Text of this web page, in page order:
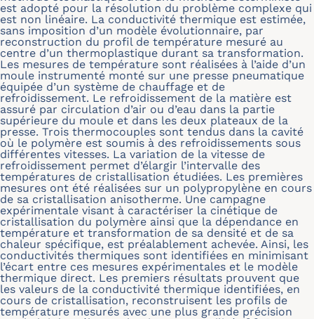
est adopté pour la résolution du problème complexe qui
est non linéaire. La conductivité thermique est estimée,
sans imposition d’un modèle évolutionnaire, par
reconstruction du profil de température mesuré au
centre d’un thermoplastique durant sa transformation.
Les mesures de température sont réalisées à l’aide d’un
moule instrumenté monté sur une presse pneumatique
équipée d’un système de chauffage et de
refroidissement. Le refroidissement de la matière est
assuré par circulation d’air ou d’eau dans la partie
supérieure du moule et dans les deux plateaux de la
presse. Trois thermocouples sont tendus dans la cavité
où le polymère est soumis à des refroidissements sous
différentes vitesses. La variation de la vitesse de
refroidissement permet d’élargir l’intervalle des
températures de cristallisation étudiées. Les premières
mesures ont été réalisées sur un polypropylène en cours
de sa cristallisation anisotherme. Une campagne
expérimentale visant à caractériser la cinétique de
cristallisation du polymère ainsi que la dépendance en
température et transformation de sa densité et de sa
chaleur spécifique, est préalablement achevée. Ainsi, les
conductivités thermiques sont identifiées en minimisant
l’écart entre ces mesures expérimentales et le modèle
thermique direct. Les premiers résultats prouvent que
les valeurs de la conductivité thermique identifiées, en
cours de cristallisation, reconstruisent les profils de
température mesurés avec une plus grande précision